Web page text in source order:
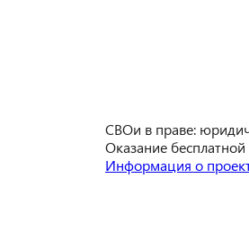
СВОи в праве:
Оказание
Информация о